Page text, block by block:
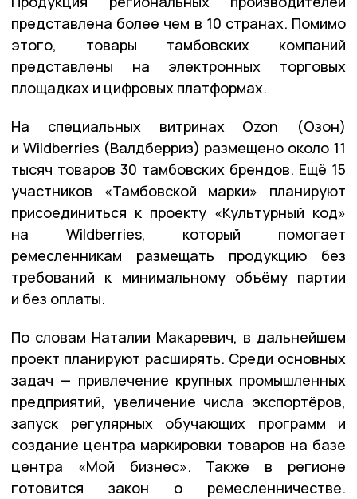
представлена более чем в 10 странах. Помимо
этого, товары тамбовских компаний
представлены на электронных торговых
площадках и цифровых платформах.
На специальных витринах Ozon (Озон)
и Wildberries (Валдберриз) размещено около 11
тысяч товаров 30 тамбовских брендов. Ещё 15
участников «Тамбовской марки» планируют
присоединиться к проекту «Культурный код»
на Wildberries, который помогает
ремесленникам размещать продукцию без
требований к минимальному объёму партии
и без оплаты.
По словам Наталии Макаревич, в дальнейшем
проект планируют расширять. Среди основных
задач — привлечение крупных промышленных
предприятий, увеличение числа экспортёров,
запуск регулярных обучающих программ и
создание центра маркировки товаров на базе
центра «Мой бизнес». Также в регионе
готовится закон о ремесленничестве.